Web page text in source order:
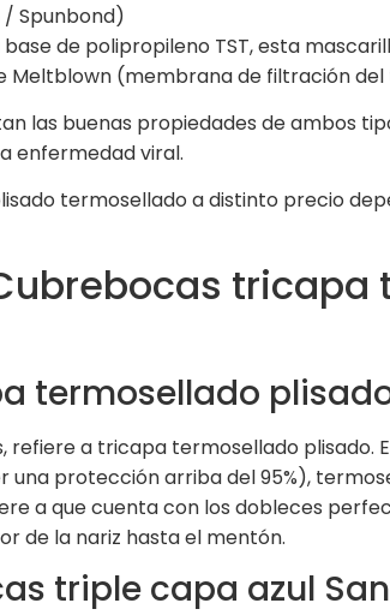
Spunbond)
de polipropileno TST, esta
Meltblown (membrana de filtración
las buenas propiedades de ambos
enfermedad viral.
termosellado a distinto precio
termosellado
a tricapa termosellado plisado.
protección arriba del 95%),
a que cuenta con los dobleces
de la nariz hasta el mentón.
triple capa azul